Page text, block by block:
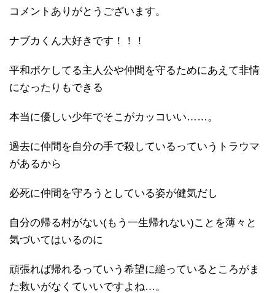
コメントありがとうございます。
ナブカくん大好きです！！！
平和ボケしてる主人公や仲間を守るためにあえて非情
になったりもできる
本当に優しい少年でそこがカッコいい……。
過去に仲間を自分の手で殺しているっていうトラウマ
があるから
必死に仲間を守ろうとしている姿が健気だし
自分の帰る村がない(もう一生帰れない)ことを薄々と
気づいてはいるのに
頑張れば帰れるっていう希望に縋っているところがま
た救いがなくていいですよね…。